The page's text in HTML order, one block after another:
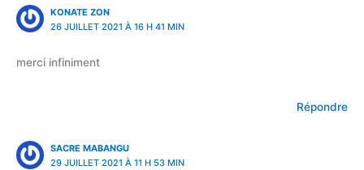
KONATE ZON
26 JUILLET 2021 À 16 H 41 MIN
merci infiniment
Répondre
SACRE MABANGU
29 JUILLET 2021 À 11 H 53 MIN